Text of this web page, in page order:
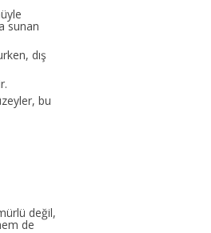
sunan
dış
bu
değil,
de